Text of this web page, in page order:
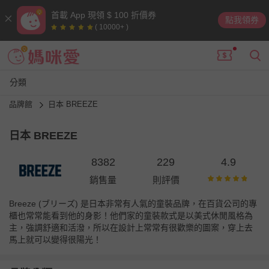
首載 App 現領 $ 100 折價券
( 10000+ )
點我領券
分類
品牌館 日本 BREEZE
日本 BREEZE
8382
銷售量
229
則評價
4.9
Breeze (ブリーズ) 是日本非常有人氣的童裝品牌，在百貨公司的專
櫃也常常能看到他的身影！他們家的童裝款式是以美式休閒風格為
主，強調舒適和活潑，所以在設計上常常有很歡樂的圖案，穿上去
馬上就可以變得很陽光！